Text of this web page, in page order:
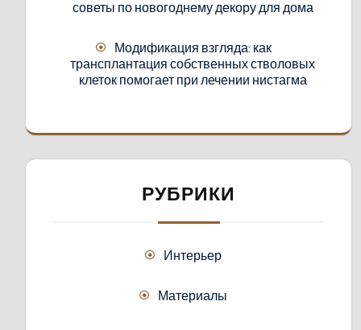
советы по новогоднему декору для дома
Модификация взгляда: как
трансплантация собственных стволовых
клеток помогает при лечении нистагма
РУБРИКИ
Интерьер
Материалы